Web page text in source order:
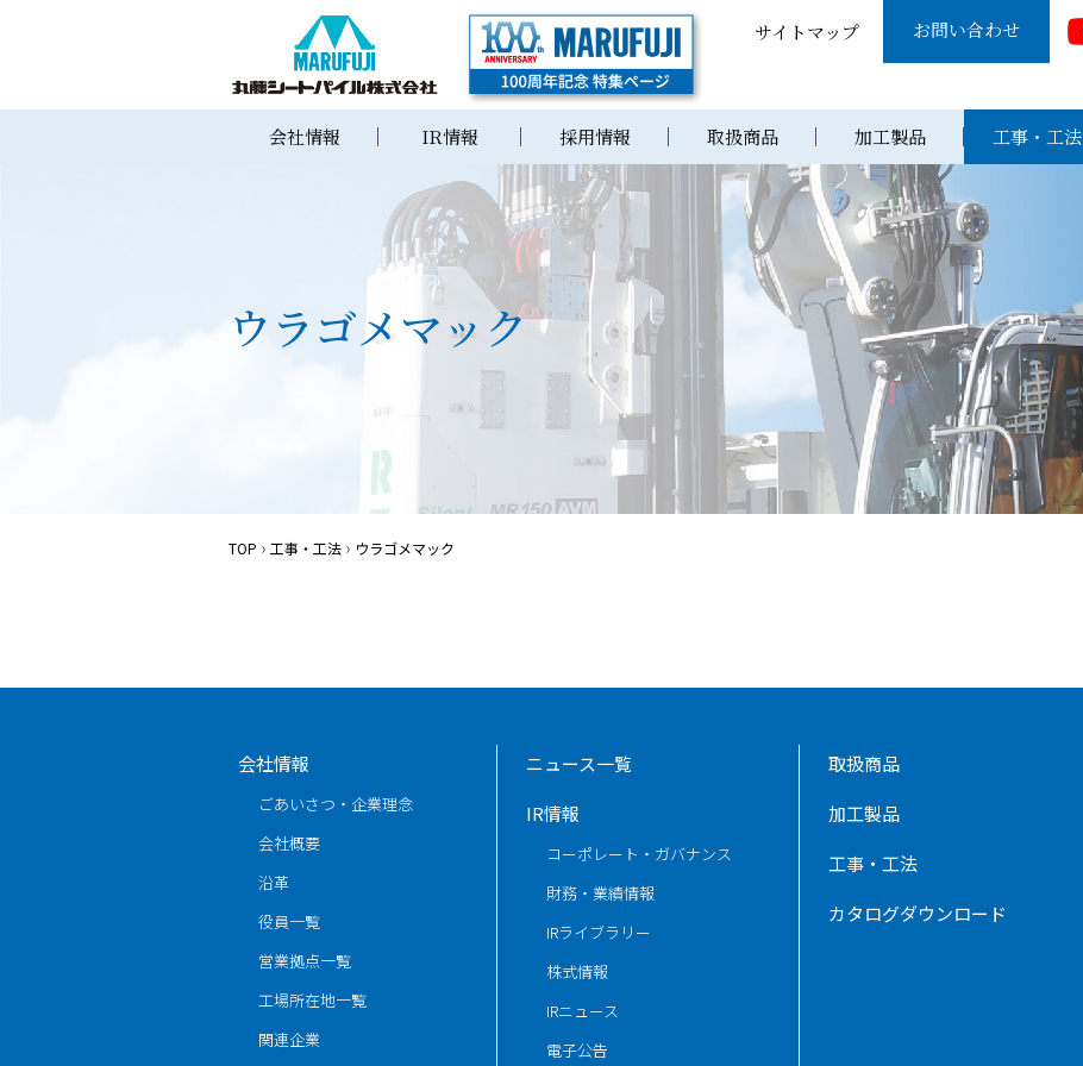
サイトマップ お問い合わせ
会社情報 IR情報 採用情報 取扱商品 加工製品 工事・工法
ウラゴメマック
TOP 工事・工法 ウラゴメマック
会社情報
ごあいさつ・企業理念
会社概要
沿革
役員一覧
営業拠点一覧
工場所在地一覧
関連企業
ニュース一覧
IR情報
コーポレート・ガバナンス
財務・業績情報
IRライブラリー
株式情報
IRニュース
電子公告
取扱商品
加工製品
工事・工法
カタログダウンロード